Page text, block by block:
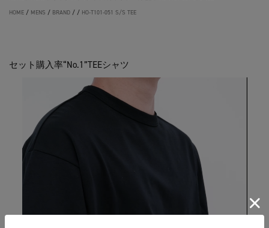
HOME / MENS / BRAND / / HO-T101-051 S/S TEE
セット購入率“No.1”TEEシャツ